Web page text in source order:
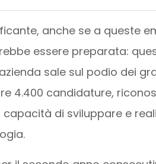
anche se a queste
essere preparata:
sale sul podio dei
4.400 candidature,
di sviluppare e